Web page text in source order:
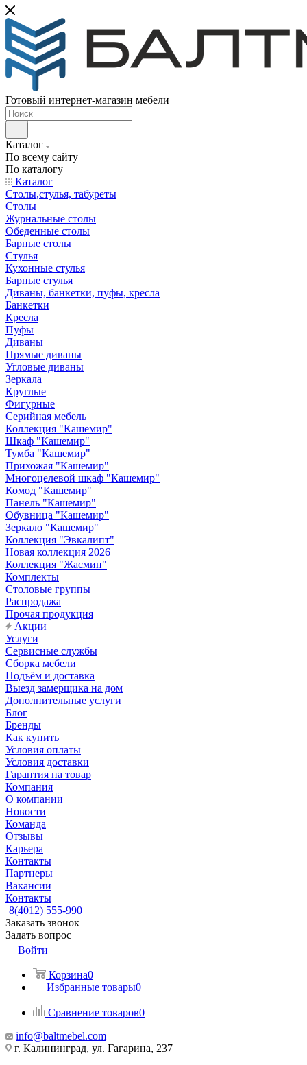
Готовый интернет-магазин мебели
Каталог
По всему сайту
По каталогу
Каталог
Столы,стулья, табуреты
Столы
Журнальные столы
Обеденные столы
Барные столы
Стулья
Кухонные стулья
Барные стулья
Диваны, банкетки, пуфы, кресла
Банкетки
Кресла
Пуфы
Диваны
Прямые диваны
Угловые диваны
Зеркала
Круглые
Фигурные
Серийная мебель
Коллекция "Кашемир"
Шкаф "Кашемир"
Тумба "Кашемир"
Прихожая "Кашемир"
Многоцелевой шкаф "Кашемир"
Комод "Кашемир"
Панель "Кашемир"
Обувница "Кашемир"
Зеркало "Кашемир"
Коллекция "Эвкалипт"
Новая коллекция 2026
Коллекция "Жасмин"
Комплекты
Столовые группы
Распродажа
Прочая продукция
Акции
Услуги
Сервисные службы
Сборка мебели
Подъём и доставка
Выезд замерщика на дом
Дополнительные услуги
Блог
Бренды
Как купить
Условия оплаты
Условия доставки
Гарантия на товар
Компания
О компании
Новости
Команда
Отзывы
Карьера
Контакты
Партнеры
Вакансии
Контакты
8(4012) 555-990
Заказать звонок
Задать вопрос
Войти
Корзина0
Избранные товары0
Сравнение товаров0
info@baltmebel.com
г. Калининград, ул. Гагарина, 237